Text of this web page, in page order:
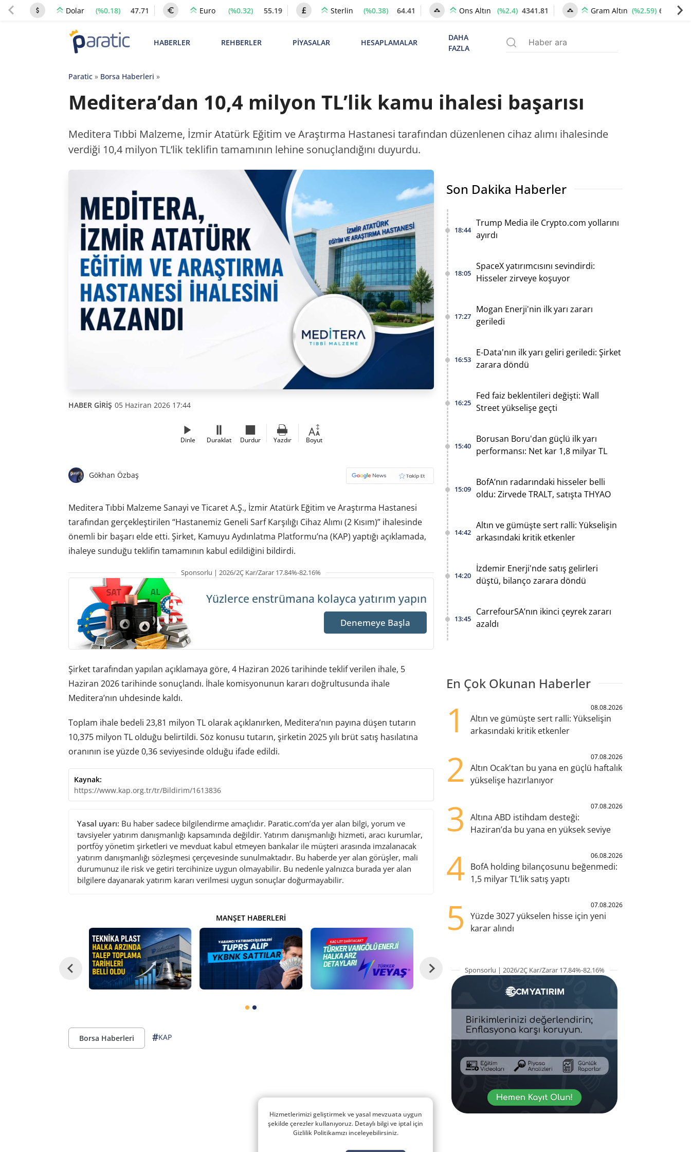
Dolar (%0.18) 47.71 Euro (%0.32) 55.19 Sterlin (%0.38) 64.41 Ons Altın (%2.4) 4341.81 Gram Altın (%2.59) 6660.55
HABERLER REHBERLER PİYASALAR HESAPLAMALAR
DAHA
FAZLA
Paratic» Borsa Haberleri »
Meditera’dan 10,4 milyon TL’lik kamu ihalesi başarısı
Meditera Tıbbi Malzeme, İzmir Atatürk Eğitim ve Araştırma Hastanesi tarafından düzenlenen cihaz alımı ihalesinde
verdiği 10,4 milyon TL’lik teklifin tamamının lehine sonuçlandığını duyurdu.
HABER GİRİŞ 05 Haziran 2026 17:44
Dinle Duraklat Durdur Yazdır Boyut
Gökhan Özbaş
Meditera Tıbbi Malzeme Sanayi ve Ticaret A.Ş., İzmir Atatürk Eğitim ve Araştırma Hastanesi
tarafından gerçekleştirilen “Hastanemiz Geneli Sarf Karşılığı Cihaz Alımı (2 Kısım)” ihalesinde
önemli bir başarı elde etti. Şirket, Kamuyu Aydınlatma Platformu’na (KAP) yaptığı açıklamada,
ihaleye sunduğu teklifin tamamının kabul edildiğini bildirdi.
Sponsorlu | 2026/2Ç Kar/Zarar 17.84%-82.16%
Yüzlerce enstrümana kolayca yatırım yapın
Denemeye Başla
Şirket tarafından yapılan açıklamaya göre, 4 Haziran 2026 tarihinde teklif verilen ihale, 5
Haziran 2026 tarihinde sonuçlandı. İhale komisyonunun kararı doğrultusunda ihale
Meditera’nın uhdesinde kaldı.
Toplam ihale bedeli 23,81 milyon TL olarak açıklanırken, Meditera’nın payına düşen tutarın
10,375 milyon TL olduğu belirtildi. Söz konusu tutarın, şirketin 2025 yılı brüt satış hasılatına
oranının ise yüzde 0,36 seviyesinde olduğu ifade edildi.
Kaynak:
https://www.kap.org.tr/tr/Bildirim/1613836
Yasal uyarı: Bu haber sadece bilgilendirme amaçlıdır. Paratic.com’da yer alan bilgi, yorum ve
tavsiyeler yatırım danışmanlığı kapsamında değildir. Yatırım danışmanlığı hizmeti, aracı kurumlar,
portföy yönetim şirketleri ve mevduat kabul etmeyen bankalar ile müşteri arasında imzalanacak
yatırım danışmanlığı sözleşmesi çerçevesinde sunulmaktadır. Bu haberde yer alan görüşler, mali
durumunuz ile risk ve getiri tercihinize uygun olmayabilir. Bu nedenle yalnızca burada yer alan
bilgilere dayanarak yatırım kararı verilmesi uygun sonuçlar doğurmayabilir.
MANŞET HABERLERI
Borsa Haberleri #KAP
Son Dakika Haberler
18:44
Trump Media ile Crypto.com yollarını
ayırdı
18:05
SpaceX yatırımcısını sevindirdi:
Hisseler zirveye koşuyor
17:27
Mogan Enerji'nin ilk yarı zararı
geriledi
16:53
E-Data'nın ilk yarı geliri geriledi: Şirket
zarara döndü
16:25
Fed faiz beklentileri değişti: Wall
Street yükselişe geçti
15:40
Borusan Boru'dan güçlü ilk yarı
performansı: Net kar 1,8 milyar TL
15:09
BofA’nın radarındaki hisseler belli
oldu: Zirvede TRALT, satışta THYAO
14:42
Altın ve gümüşte sert ralli: Yükselişin
arkasındaki kritik etkenler
14:20
İzdemir Enerji'nde satış gelirleri
düştü, bilanço zarara döndü
13:45
CarrefourSA’nın ikinci çeyrek zararı
azaldı
En Çok Okunan Haberler
1 08.08.2026
Altın ve gümüşte sert ralli: Yükselişin
arkasındaki kritik etkenler
2 07.08.2026
Altın Ocak'tan bu yana en güçlü haftalık
yükselişe hazırlanıyor
3 07.08.2026
Altına ABD istihdam desteği:
Haziran’da bu yana en yüksek seviye
4 06.08.2026
BofA holding bilançosunu beğenmedi:
1,5 milyar TL’lik satış yaptı
5 07.08.2026
Yüzde 3027 yükselen hisse için yeni
karar alındı
Sponsorlu | 2026/2Ç Kar/Zarar 17.84%-82.16%
Hizmetlerimizi geliştirmek ve yasal mevzuata uygun
şekilde çerezler kullanıyoruz. Detaylı bilgi ve iptal için
Gizlilik Politikamızı inceleyebilirsiniz.